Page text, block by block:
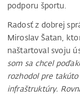
podporu športu.
Radosť z dobrej
Miroslav Šatan,
naštartoval svoju
som sa chcel
rozhodol pre
infraštruktúry.